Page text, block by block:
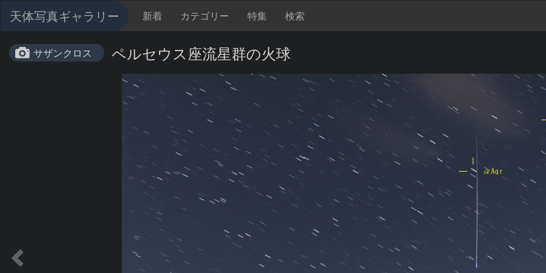
天体写真ギャラリー 新着 カテゴリー 特集 検索
サザンクロス ペルセウス座流星群の火球